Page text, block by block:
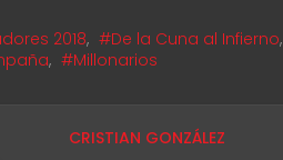
2018, #De la Cuna al Infierno,
, #Millonarios
CRISTIAN GONZÁLEZ